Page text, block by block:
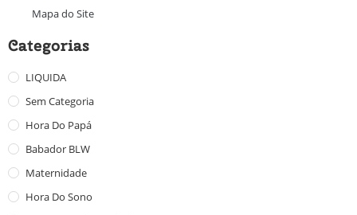
Mapa do Site
Categorias
LIQUIDA
Sem Categoria
Hora Do Papá
Babador BLW
Maternidade
Hora Do Sono